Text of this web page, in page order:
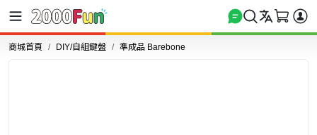
商城首頁 DIY/自組鍵盤 準成品 Barebone